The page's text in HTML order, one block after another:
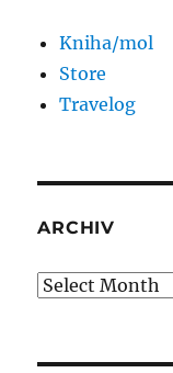
Kniha/mol
Store
Travelog
ARCHIV
Archiv